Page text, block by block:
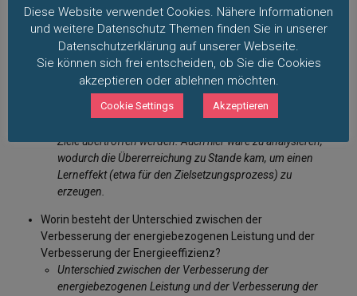
Werte gegenüber den Zielwerten
ergibt sich der Grad der
Zielerreichung. Dabei ist es denkbar, dass eine
Verbesserung der energiebezogenen Leistung gegenüber
der Ausgangsbasis vorliegt, obwohl die Zielsetzung nicht
erreicht wurde. In diesem Fall ist durch die Organisation
zu bestimmen, wie mit dem „Nicht-Erreichen“ der Ziele
umgegangen wird und welche Korrekturmaßnahmen
Ziele übertroffen werden. Auch hier wäre zu analysieren,
wodurch die Übererreichung zu Stande kam, um einen
Lerneffekt (etwa für den Zielsetzungsprozess) zu
erzeugen.
Worin besteht der Unterschied zwischen der
Verbesserung der energiebezogenen Leistung und der
Verbesserung der Energieeffizienz?
Unterschied zwischen der Verbesserung der
energiebezogenen Leistung und der Verbesserung der
Diese Website verwendet Cookies. Nähere Informationen
und weitere Datenschutz Themen finden Sie in unserer
Datenschutzerklärung auf unserer Webseite.
Sie können sich frei entscheiden, ob Sie die Cookies
akzeptieren oder ablehnen möchten.
Cookie Settings Akzeptieren